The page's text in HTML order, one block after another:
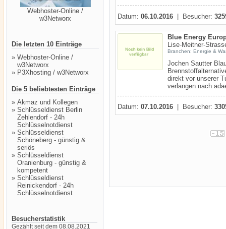
Webhoster-Online /
w3Networx
Die letzten 10 Einträge
» Webhoster-Online /
w3Networx
» P3Xhosting / w3Networx
Die 5 beliebtesten Einträge
» Akmaz und Kollegen
» Schlüsseldienst Berlin
Zehlendorf - 24h
Schlüsselnotdienst
» Schlüsseldienst
Schöneberg - günstig &
seriös
» Schlüsseldienst
Oranienburg - günstig &
kompetent
» Schlüsseldienst
Reinickendorf - 24h
Schlüsselnotdienst
Besucherstatistik
Gezählt seit dem 08.08.2021
Datum: 06.10.2016 | Besucher:
Blue Energy
Lise-Meitner-
Branchen: Energie &
Jochen Sautter
direkt vor unserer
verlangen nach
Datum: 07.10.2016 | Besucher: